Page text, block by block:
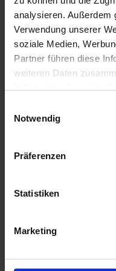
analysieren. Außerdem
Verwendung unserer
soziale Medien,
Partner führen diese
weiteren Daten
Notwendig
Präferenzen
Statistiken
Marketing
zzgl. MwSt.
Anmelden für